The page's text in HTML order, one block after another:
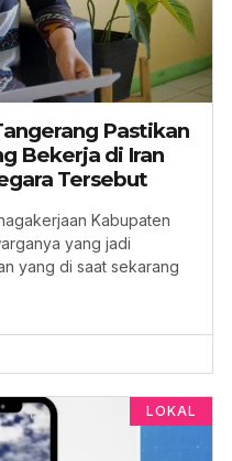
Pastikan
Bekerja di Iran
Tersebut
Kabupaten
yang jadi
yang di saat sekarang
LOKAL